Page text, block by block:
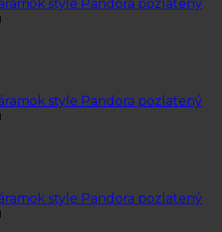
style Pandora pozlatený
style Pandora pozlatený
style Pandora pozlatený